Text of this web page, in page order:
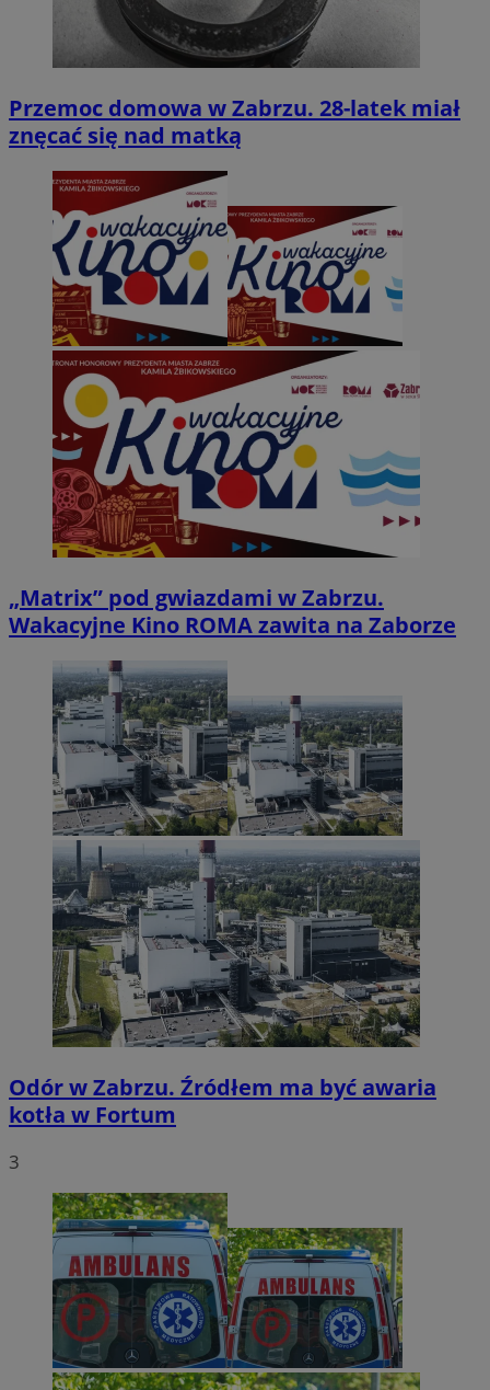
Przemoc domowa w Zabrzu. 28-latek miał
znęcać się nad matką
„Matrix” pod gwiazdami w Zabrzu.
Wakacyjne Kino ROMA zawita na Zaborze
Odór w Zabrzu. Źródłem ma być awaria
kotła w Fortum
3